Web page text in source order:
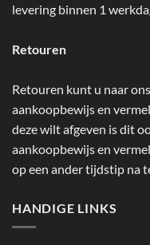
levering binnen 1
Retouren
Retouren kunt u naar
aankoopbewijs en
deze wilt afgeven is dit
aankoopbewijs en
op een ander tijdstip na
HANDIGE LINKS